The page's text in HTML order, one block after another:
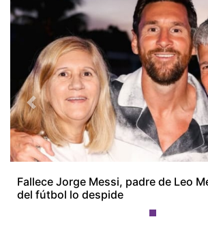
Fallece Jorge Messi, padre de Leo
del fútbol lo despide
Previous